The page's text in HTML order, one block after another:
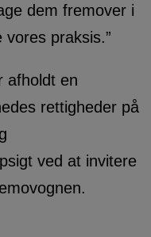
dem fremover i
praksis.”
afholdt en
rettigheder på
ved at invitere